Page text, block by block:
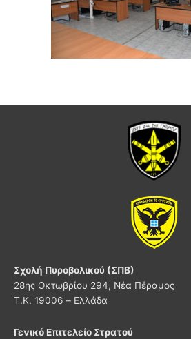
Σχολή Πυροβολικού (ΣΠΒ)
28ης Οκτωβρίου 294, Νέα Πέραμος
Τ.Κ. 19006 – Ελλάδα
Γενικό Επιτελείο Στρατού